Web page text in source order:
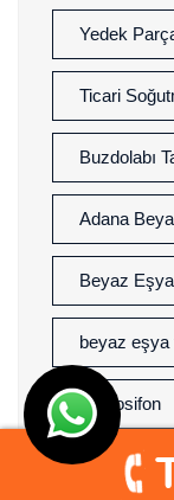
Yedek
Ticari
Buzdolabı
Adana
Beyaz
beyaz
termosifon
Klima Tamir